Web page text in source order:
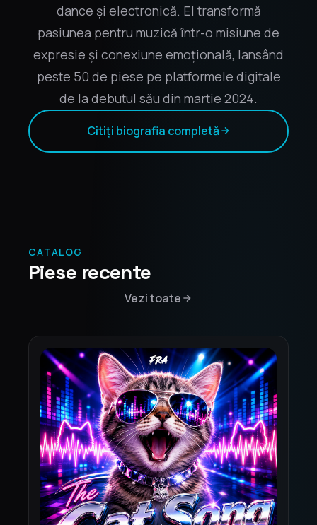
dance și electronică. El transformă
pasiunea pentru muzică într-o misiune de
expresie și conexiune emoțională, lansând
peste 50 de piese pe platformele digitale
de la debutul său din martie 2024.
Citiți biografia completă
CATALOG
Piese recente
Vezi toate